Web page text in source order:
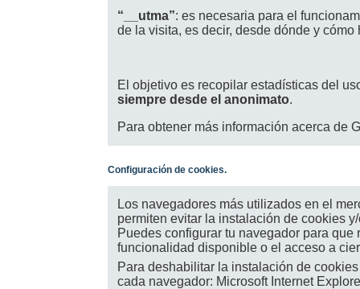
“__utma”: es necesaria para el
de la visita, es decir, desde dónde y
El objetivo es recopilar estadísticas del
siempre desde el anonimato.
Para obtener más información acerca de
Configuración de cookies.
Los navegadores más utilizados en el
permiten evitar la instalación de cookies
Puedes configurar tu navegador para
funcionalidad disponible o el acceso a
Para deshabilitar la instalación de
cada navegador: Microsoft Internet